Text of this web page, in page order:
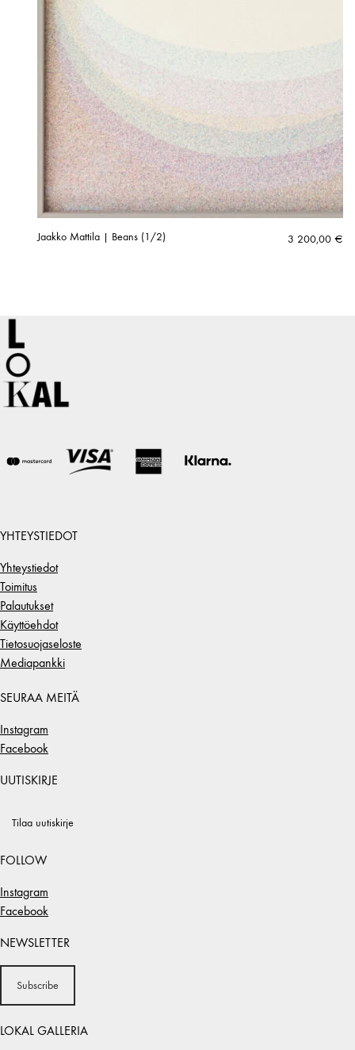
Jaakko Mattila | Beans (1/2) 3 200,00 €
YHTEYSTIEDOT
Yhteystiedot
Toimitus
Palautukset
Käyttöehdot
Tietosuojaseloste
Mediapankki
SEURAA MEITÄ
Instagram
Facebook
UUTISKIRJE
Tilaa uutiskirje
FOLLOW
Instagram
Facebook
NEWSLETTER
Subscribe
LOKAL GALLERIA